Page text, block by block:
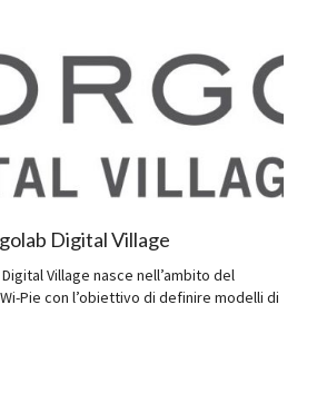
Digital Village
Village nasce nell’ambito del
Pie con l’obiettivo di definire modelli di